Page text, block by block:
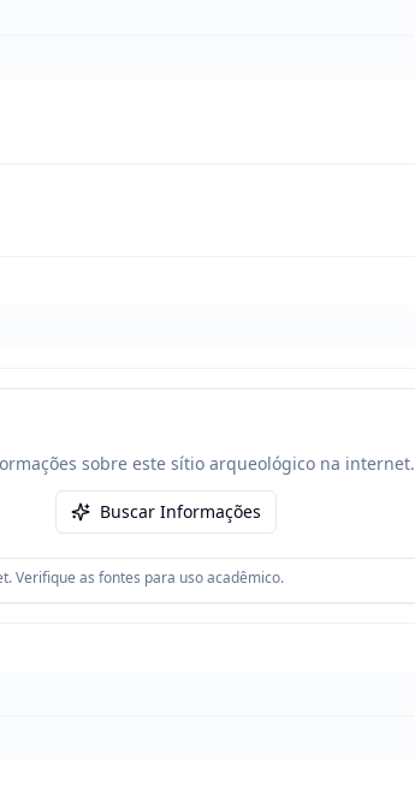
sobre este sítio arqueológico na internet.
Buscar Informações
Verifique as fontes para uso acadêmico.